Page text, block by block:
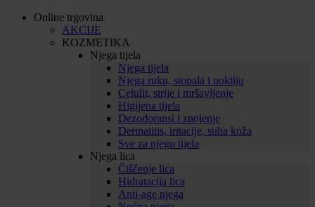
Online trgovina
AKCIJE
KOZMETIKA
Njega tijela
Njega tijela
Njega ruku, stopala i noktiju
Celulit, strije i mršavljenje
Higijena tijela
Dezodoransi i znojenje
Dermatitis, iritacije, suha koža
Sve za njegu tijela
Njega lica
Čišćenje lica
Hidratacija lica
Anti-age njega